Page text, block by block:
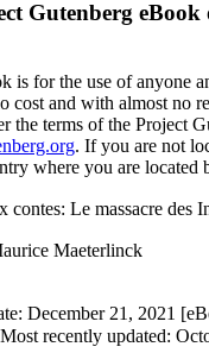
Gutenberg eBook
is for the use of anyone
cost and with almost no
the terms of the Project
. If you are not
where you are located
contes: Le massacre des
Maeterlinck
: December 21, 2021
Most recently updated: